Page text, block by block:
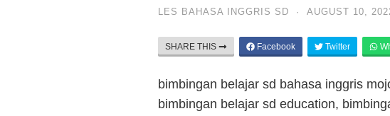
LES BAHASA INGGRIS SD · AUGUST 10,
SHARE THIS Facebook Twitter
bimbingan belajar sd bahasa inggris
bimbingan belajar sd education,